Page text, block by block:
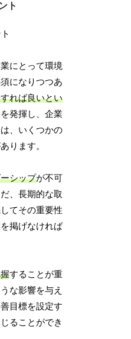
ト
にとって環境
になりつつあ
れば良いとい
発揮し、企業
、いくつかの
ります。
シップが不可
、長期的な取
てその重要性
掲げなければ
することが重
な影響を与え
目標を設定す
ることができ